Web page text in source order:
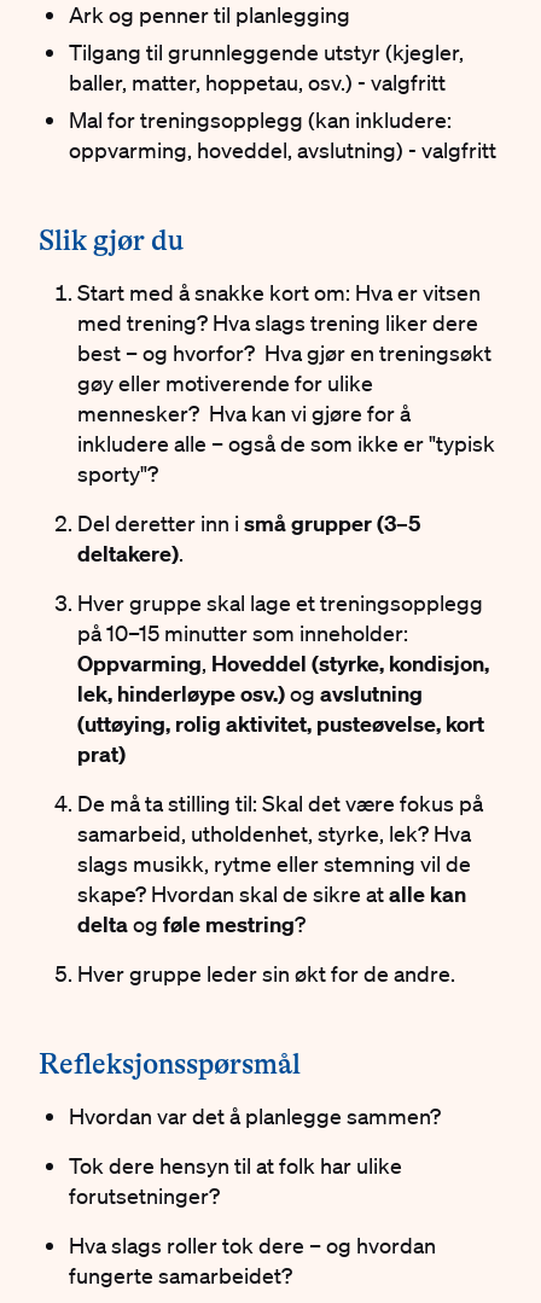
Ark og penner til planlegging
Tilgang til grunnleggende utstyr (kjegler,
baller, matter, hoppetau, osv.) - valgfritt
Mal for treningsopplegg (kan inkludere:
oppvarming, hoveddel, avslutning) - valgfritt
#
Slik gjør du
Start med å snakke kort om: Hva er vitsen
med trening? Hva slags trening liker dere
best – og hvorfor? Hva gjør en treningsøkt
gøy eller motiverende for ulike
mennesker? Hva kan vi gjøre for å
inkludere alle – også de som ikke er "typisk
sporty"?
Del deretter inn i små grupper (3–5
deltakere).
Hver gruppe skal lage et treningsopplegg
på 10–15 minutter som inneholder:
Oppvarming, Hoveddel (styrke, kondisjon,
lek, hinderløype osv.)og avslutning
(uttøying, rolig aktivitet, pusteøvelse, kort
prat)
De må ta stilling til: Skal det være fokus på
samarbeid, utholdenhet, styrke, lek? Hva
slags musikk, rytme eller stemning vil de
skape? Hvordan skal de sikre atalle kan
deltaog føle mestring?
Hver gruppe leder sin økt for de andre.
#
Refleksjonsspørsmål
Hvordan var det å planlegge sammen?
Tok dere hensyn til at folk har ulike
forutsetninger?
Hva slags roller tok dere – og hvordan
fungerte samarbeidet?